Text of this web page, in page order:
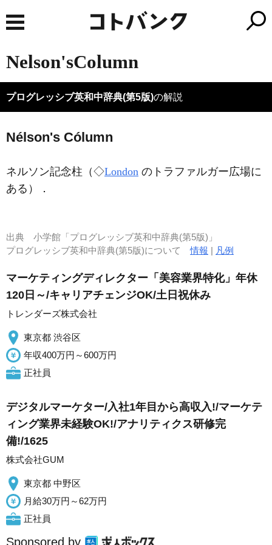
Nelson'sColumn
プログレッシブ英和中辞典(第5版)の解説
Nélson's Cólumn
ネルソン記念柱（◇London のトラファルガー広場に
ある）
．
出典 小学館「プログレッシブ英和中辞典(第5版)」
プログレッシブ英和中辞典(第5版)について情報 | 凡例
マーケティングディレクター「美容業界特化」年休
120日～/キャリアチェンジOK/土日祝休み
トレンダーズ株式会社
東京都 渋谷区
年収400万円～600万円
正社員
デジタルマーケター/入社1年目から高収入!/マーケテ
ィング業界未経験OK!/アナリティクス研修完
備!/1625
株式会社GUM
東京都 中野区
月給30万円～62万円
正社員
Sponsored by